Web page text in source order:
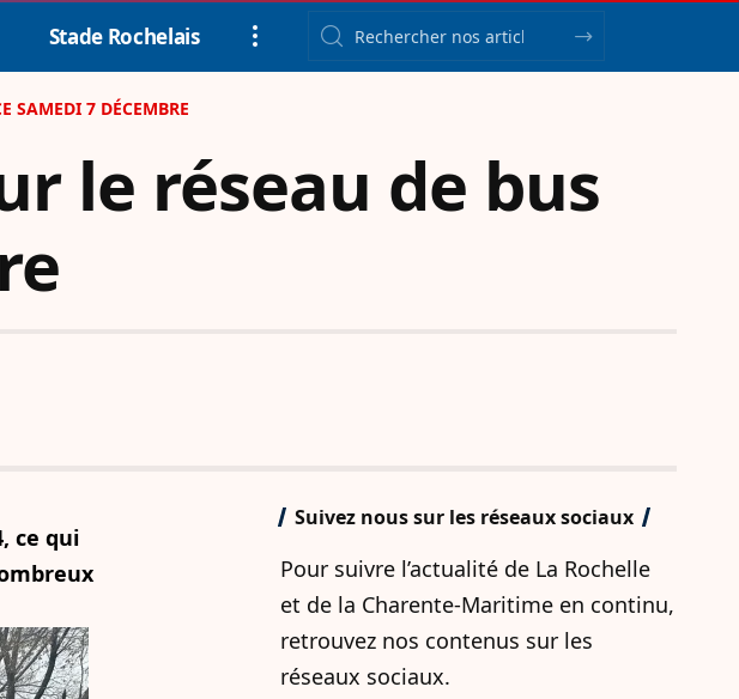
Stade Rochelais
SAMEDI 7 DÉCEMBRE
le réseau de bus
ce qui
Suivez nous sur les réseaux sociaux
Pour suivre l’actualité de La Rochelle
et de la Charente-Maritime en continu,
retrouvez nos contenus sur les
réseaux sociaux.